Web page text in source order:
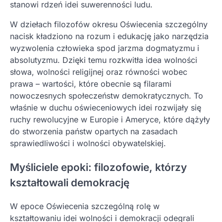
stanowi rdzeń idei suwerenności ludu.
W dziełach filozofów okresu Oświecenia szczególny
nacisk kładziono na rozum i edukację jako narzędzia
wyzwolenia człowieka spod jarzma dogmatyzmu i
absolutyzmu. Dzięki temu rozkwitła idea wolności
słowa, wolności religijnej oraz równości wobec
prawa – wartości, które obecnie są filarami
nowoczesnych społeczeństw demokratycznych. To
właśnie w duchu oświeceniowych idei rozwijały się
ruchy rewolucyjne w Europie i Ameryce, które dążyły
do stworzenia państw opartych na zasadach
sprawiedliwości i wolności obywatelskiej.
Myśliciele epoki: filozofowie, którzy
kształtowali demokrację
W epoce Oświecenia szczególną rolę w
kształtowaniu idei wolności i demokracji odegrali